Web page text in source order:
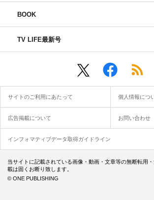
BOOK
TV LIFE最新号
サイトのご利用にあたって 個人情報につ
広告掲載について お問い合わせ
インフォマティブデータ取得ガイドライン
当サイトに記載されている画像・動画・文章等の無断転用
載は固くお断り致します。
© ONE PUBLISHING